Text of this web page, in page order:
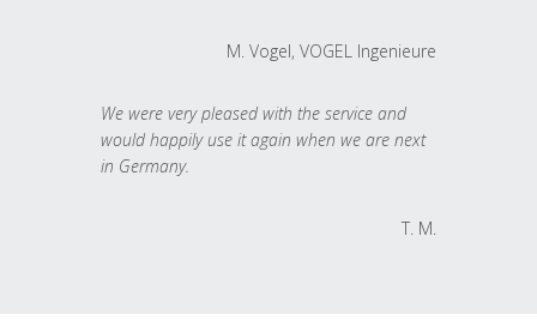
M. Vogel, VOGEL Ingenieure
We were very pleased with the service and
would happily use it again when we are next
in Germany.
T. M.